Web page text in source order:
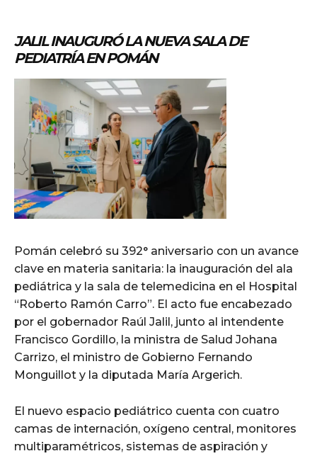
JALIL INAUGURÓ LA NUEVA SALA DE
PEDIATRÍA EN POMÁN
Pomán celebró su 392° aniversario con un avance
clave en materia sanitaria: la inauguración del ala
pediátrica y la sala de telemedicina en el Hospital
“Roberto Ramón Carro”. El acto fue encabezado
por el gobernador Raúl Jalil, junto al intendente
Francisco Gordillo, la ministra de Salud Johana
Carrizo, el ministro de Gobierno Fernando
Monguillot y la diputada María Argerich.
El nuevo espacio pediátrico cuenta con cuatro
camas de internación, oxígeno central, monitores
multiparamétricos, sistemas de aspiración y